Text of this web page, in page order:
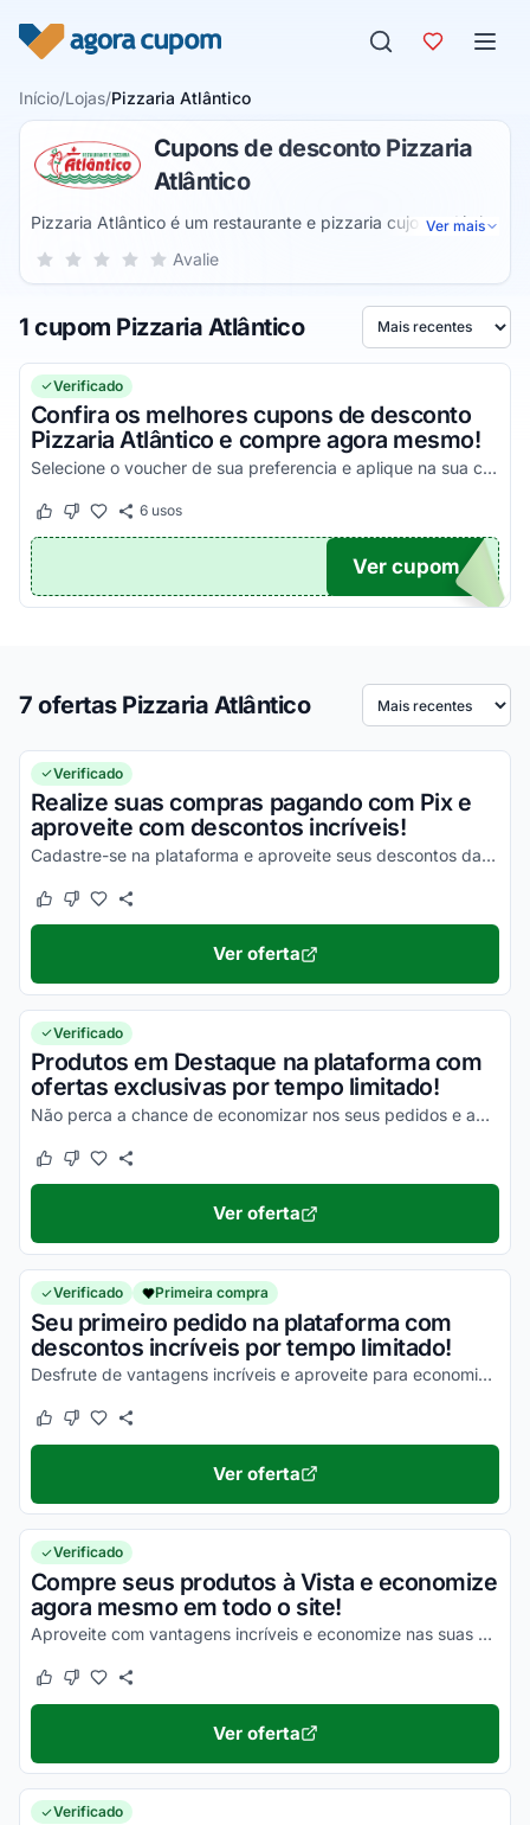
Início/Lojas/Pizzaria Atlântico
Cupons de desconto Pizzaria
Atlântico
Pizzaria Atlântico é um restaurante e pizzaria cujo cardápio
inclui pizzas com sabores tradicionais, premium e doces,
unidades do restaurante estão localizadas no estado de
Ver mais
Sua nota para Pizzaria Atlântico, de 1 a 5 estrelas
5 estrelas
4 estrelas
3 estrelas
2 estrelas
1 estrela Avalie
1 cupom Pizzaria Atlântico Ordenar por
Verificado
Confira os melhores cupons de desconto
Pizzaria Atlântico e compre agora mesmo!
Selecione o voucher de sua preferencia e aplique na sua compra para gerar seus descontos!
Este cupom funcionou
Este cupom não funcionou
6usos
TICO
Ver cupom
7 ofertas Pizzaria Atlântico Ordenar por
Verificado
Realize suas compras pagando com Pix e
aproveite com descontos incríveis!
Cadastre-se na plataforma e aproveite seus descontos da melhor maneira possível!
Este cupom funcionou
Este cupom não funcionou
Ver oferta
Verificado
Produtos em Destaque na plataforma com
ofertas exclusivas por tempo limitado!
Não perca a chance de economizar nos seus pedidos e aproveite agora mesmo!
Este cupom funcionou
Este cupom não funcionou
Ver oferta
Verificado Primeira compra
Seu primeiro pedido na plataforma com
descontos incríveis por tempo limitado!
Desfrute de vantagens incríveis e aproveite para economizar agora mesmo!
Este cupom funcionou
Este cupom não funcionou
Ver oferta
Verificado
Compre seus produtos à Vista e economize
agora mesmo em todo o site!
Aproveite com vantagens incríveis e economize nas suas compras agora mesmo!
Este cupom funcionou
Este cupom não funcionou
Ver oferta
Verificado